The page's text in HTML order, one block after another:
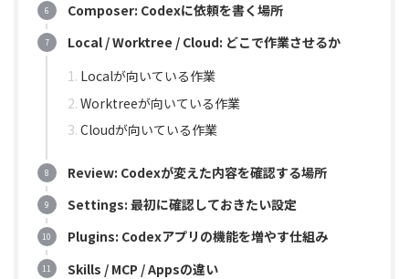
Composer: Codexに依頼を書く場所
Local / Worktree / Cloud: どこで作業させるか
Localが向いている作業
Worktreeが向いている作業
Cloudが向いている作業
Review: Codexが変えた内容を確認する場所
Settings: 最初に確認しておきたい設定
Plugins: Codexアプリの機能を増やす仕組み
Skills / MCP / Appsの違い